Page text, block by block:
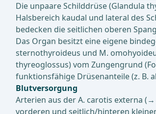
Die unpaare Schilddrüse (Glandula
Halsbereich kaudal und lateral des
bedecken die seitlichen oberen
Das Organ besitzt eine eigene
sternothyroideus und M.
thyreoglossus) vom Zungengrund
funktionsfähige Drüsenanteile (z. B.
Blutversorgung
Arterien aus der A. carotis externa
vorderen und seitlich/hinteren